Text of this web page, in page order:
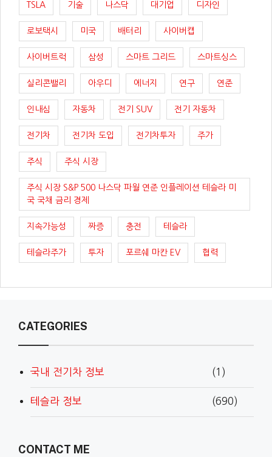
TSLA 기술 나스닥 대기업 디자인
로보택시 미국 배터리 사이버캡
사이버트럭 삼성 스마트 그리드 스마트싱스
실리콘밸리 아우디 에너지 연구 연준
인내심 자동차 전기 SUV 전기 자동차
전기차 전기차 도입 전기차투자 주가
주식 주식 시장
주식 시장 S&P 500 나스닥 파월 연준 인플레이션 테슬라 미
국 국채 금리 경제
지속가능성 짜증 충전 테슬라
테슬라주가 투자 포르쉐 마칸 EV 협력
CATEGORIES
국내 전기차 정보 (1)
테슬라 정보 (690)
CONTACT ME